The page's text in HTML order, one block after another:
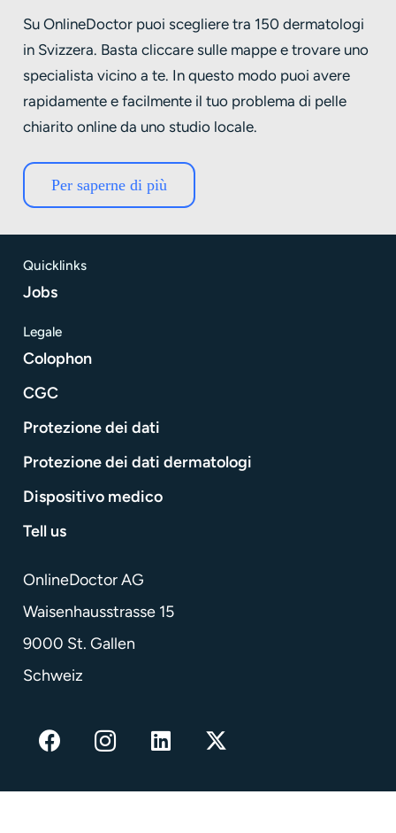
Su OnlineDoctor puoi scegliere tra 150 dermatologi
in Svizzera. Basta cliccare sulle mappe e trovare uno
specialista vicino a te. In questo modo puoi avere
rapidamente e facilmente il tuo problema di pelle
chiarito online da uno studio locale.
Per saperne di più
Quicklinks
Jobs
Legale
Colophon
CGC
Protezione dei dati
Protezione dei dati dermatologi
Dispositivo medico
Tell us
OnlineDoctor AG
Waisenhausstrasse 15
9000 St. Gallen
Schweiz